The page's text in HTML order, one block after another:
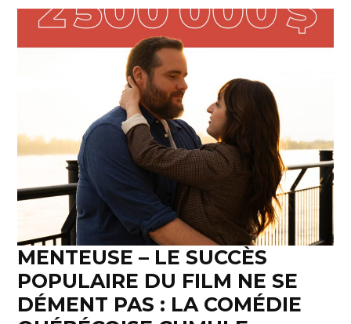
MENTEUSE – LE SUCCÈS
POPULAIRE DU FILM NE SE
DÉMENT PAS : LA COMÉDIE